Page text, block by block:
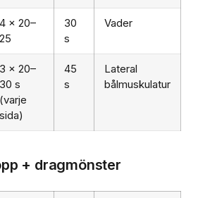
4 × 20–
25
30
s
Vader
3 × 20–
30 s
(varje
sida)
45
s
Lateral
bålmuskulatur
+ dragmönster